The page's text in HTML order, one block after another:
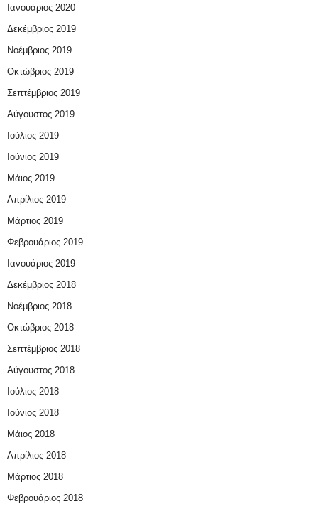
Ιανουάριος 2020
Δεκέμβριος 2019
Νοέμβριος 2019
Οκτώβριος 2019
Σεπτέμβριος 2019
Αύγουστος 2019
Ιούλιος 2019
Ιούνιος 2019
Μάιος 2019
Απρίλιος 2019
Μάρτιος 2019
Φεβρουάριος 2019
Ιανουάριος 2019
Δεκέμβριος 2018
Νοέμβριος 2018
Οκτώβριος 2018
Σεπτέμβριος 2018
Αύγουστος 2018
Ιούλιος 2018
Ιούνιος 2018
Μάιος 2018
Απρίλιος 2018
Μάρτιος 2018
Φεβρουάριος 2018